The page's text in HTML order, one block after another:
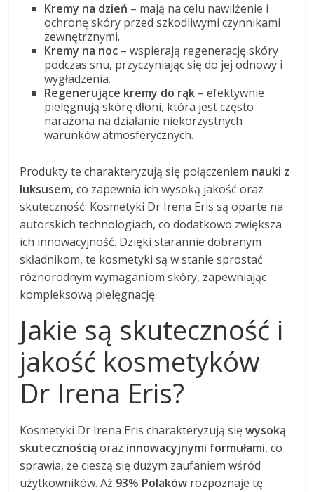
Kremy na dzień – mają na celu nawilżenie i
ochronę skóry przed szkodliwymi czynnikami
zewnętrznymi.
Kremy na noc – wspierają regenerację skóry
podczas snu, przyczyniając się do jej odnowy i
wygładzenia.
Regenerujące kremy do rąk – efektywnie
pielęgnują skórę dłoni, która jest często
narażona na działanie niekorzystnych
warunków atmosferycznych.
Produkty te charakteryzują się połączeniem nauki z
luksusem, co zapewnia ich wysoką jakość oraz
skuteczność. Kosmetyki Dr Irena Eris są oparte na
autorskich technologiach, co dodatkowo zwiększa
ich innowacyjność. Dzięki starannie dobranym
składnikom, te kosmetyki są w stanie sprostać
różnorodnym wymaganiom skóry, zapewniając
kompleksową pielęgnację.
Jakie są skuteczność i
jakość kosmetyków
Dr Irena Eris?
Kosmetyki Dr Irena Eris charakteryzują sięwysoką
skutecznością oraz innowacyjnymi formułami, co
sprawia, że cieszą się dużym zaufaniem wśród
użytkowników. Aż 93% Polaków rozpoznaje tę